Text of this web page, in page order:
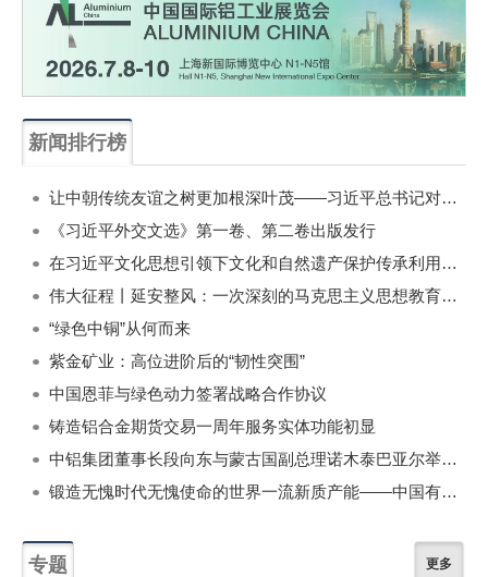
新闻排行榜
让中朝传统友谊之树更加根深叶茂——习近平总书记对朝鲜进行国事访问纪实
《习近平外交文选》第一卷、第二卷出版发行
在习近平文化思想引领下文化和自然遗产保护传承利用工作开创新局面
伟大征程丨延安整风：一次深刻的马克思主义思想教育运动
“绿色中铜”从何而来
紫金矿业：高位进阶后的“韧性突围”
中国恩菲与绿色动力签署战略合作协议
铸造铝合金期货交易一周年服务实体功能初显
中铝集团董事长段向东与蒙古国副总理诺木泰巴亚尔举行会谈
锻造无愧时代无愧使命的世界一流新质产能——中国有色金属工业的战略应对与破局之道（二）
专题 更多